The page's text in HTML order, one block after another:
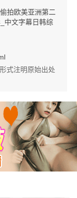
拍欧美亚洲第二
中文字幕日韩综
式注明原始出处